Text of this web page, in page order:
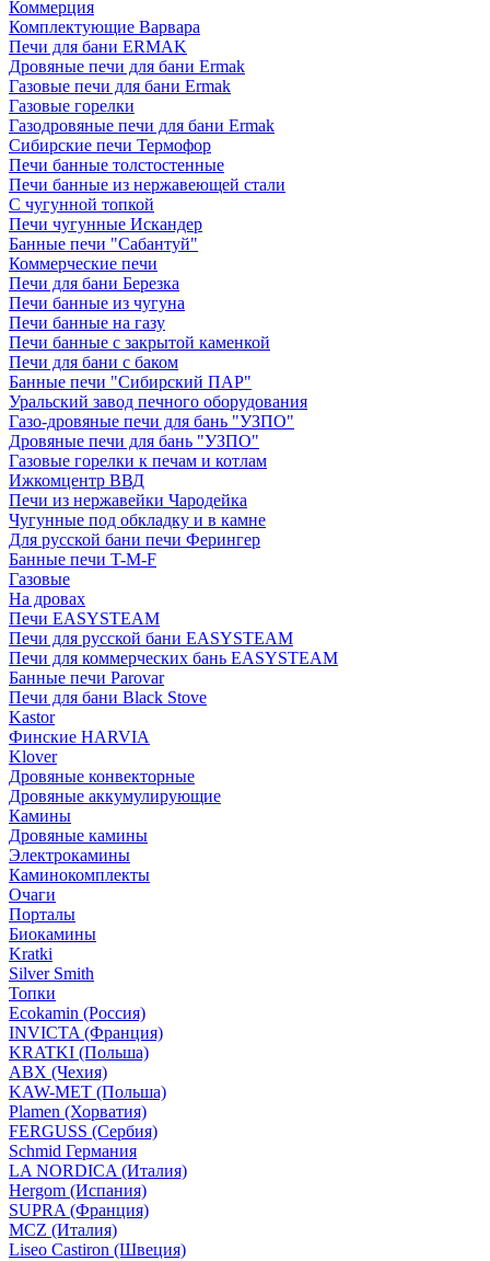
Коммерция
Комплектующие Варвара
Печи для бани ERMAK
Дровяные печи для бани Ermak
Газовые печи для бани Ermak
Газовые горелки
Газодровяные печи для бани Ermak
Сибирские печи Термофор
Печи банные толстостенные
Печи банные из нержавеющей стали
С чугунной топкой
Печи чугунные Искандер
Банные печи "Сабантуй"
Коммерческие печи
Печи для бани Березка
Печи банные из чугуна
Печи банные на газу
Печи банные с закрытой каменкой
Печи для бани с баком
Банные печи "Сибирский ПАР"
Уральский завод печного оборудования
Газо-дровяные печи для бань "УЗПО"
Дровяные печи для бань "УЗПО"
Газовые горелки к печам и котлам
Ижкомцентр ВВД
Печи из нержавейки Чародейка
Чугунные под обкладку и в камне
Для русской бани печи Ферингер
Банные печи T-M-F
Газовые
На дровах
Печи EASYSTEAM
Печи для русской бани EASYSTEAM
Печи для коммерческих бань EASYSTEAM
Банные печи Parovar
Печи для бани Black Stove
Kastor
Финские HARVIA
Klover
Дровяные конвекторные
Дровяные аккумулирующие
Камины
Дровяные камины
Электрокамины
Каминокомплекты
Очаги
Порталы
Биокамины
Kratki
Silver Smith
Топки
Ecokamin (Россия)
INVICTA (Франция)
KRATKI (Польша)
ABX (Чехия)
KAW-MET (Польша)
Plamen (Хорватия)
FERGUSS (Сербия)
Schmid Германия
LA NORDICA (Италия)
Hergom (Испания)
SUPRA (Франция)
MCZ (Италия)
Liseo Castiron (Швеция)